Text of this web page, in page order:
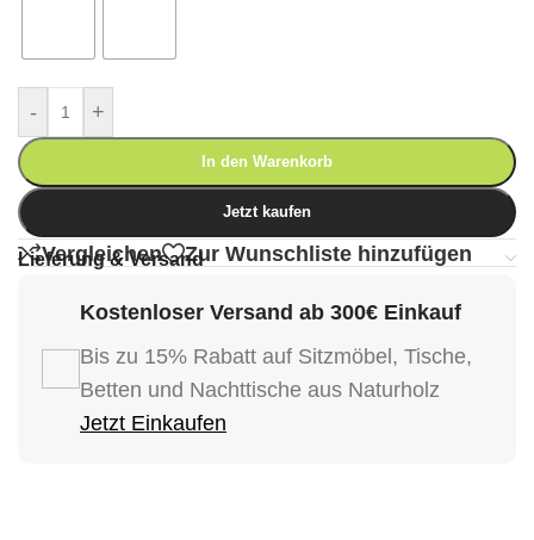
- +
In den Warenkorb
Jetzt kaufen
Vergleichen Zur Wunschliste hinzufügen
Lieferung & Versand
Kostenloser Versand ab 300€ Einkauf
Bis zu 15% Rabatt auf Sitzmöbel, Tische,
Betten und Nachttische aus Naturholz
Jetzt Einkaufen